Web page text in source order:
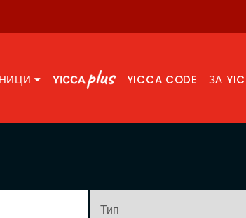
YICCA CODE ЗА